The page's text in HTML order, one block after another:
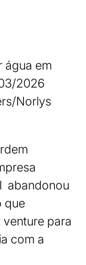
água em
2026
Norlys
abandonou
que
venture para
com a